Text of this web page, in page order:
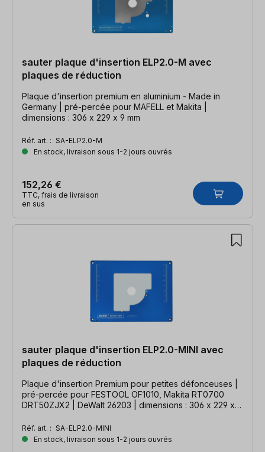
sauter plaque d'insertion ELP2.0-M avec
plaques de réduction
Plaque d'insertion premium en aluminium - Made in
Germany | pré-percée pour MAFELL et Makita |
dimensions : 306 x 229 x 9 mm
Réf. art. : SA-ELP2.0-M
En stock, livraison sous 1-2 jours ouvrés
152,26 €
TTC, frais de livraison
en sus
sauter plaque d'insertion ELP2.0-MINI avec
plaques de réduction
Plaque d'insertion Premium pour petites défonceuses |
pré-percée pour FESTOOL OF1010, Makita RT0700
DRT50ZJX2 | DeWalt 26203 | dimensions : 306 x 229 x 9
Réf. art. : SA-ELP2.0-MINI
En stock, livraison sous 1-2 jours ouvrés